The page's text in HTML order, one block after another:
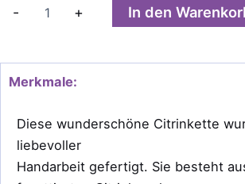
-
Menge
+ In den
Merkmale:
Diese wunderschöne Citrinkette
liebevoller
Handarbeit gefertigt. Sie besteht